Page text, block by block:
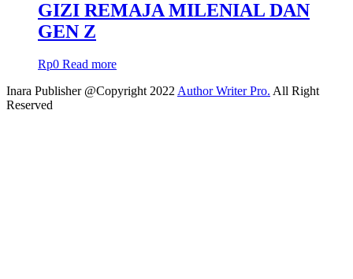
GIZI REMAJA MILENIAL DAN
GEN Z
Rp0 Read more
Inara Publisher @Copyright 2022Author Writer Pro. All Right
Reserved